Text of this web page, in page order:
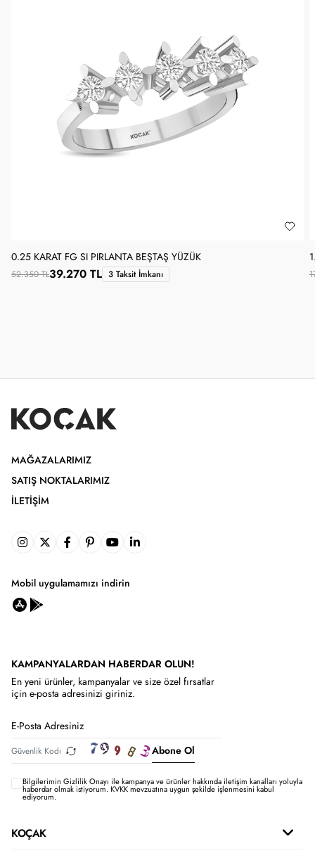
0.25 KARAT FG SI PIRLANTA BEŞTAŞ YÜZÜK
52.350 TL39.270 TL 3 Taksit İmkanı
MAĞAZALARIMIZ
SATIŞ NOKTALARIMIZ
İLETIŞIM
Mobil uygulamamızı indirin
KAMPANYALARDAN HABERDAR OLUN!
En yeni ürünler, kampanyalar ve size özel fırsatlar
için e-posta adresinizi giriniz.
Abone Ol
Bilgilerimin Gizlilik Onayı ile kampanya ve ürünler hakkında iletişim kanalları yoluyla
haberdar olmak istiyorum.KVKK mevzuatına uygun şekilde işlenmesini kabul
ediyorum.
KOÇAK